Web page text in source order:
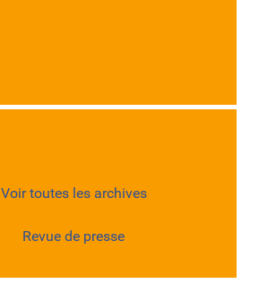
Voir toutes les archives
Revue de presse